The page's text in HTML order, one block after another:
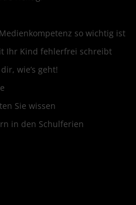
so wichtig ist
Ihr Kind fehlerfrei schreibt
wie’s geht!
Sie wissen
in den Schulferien